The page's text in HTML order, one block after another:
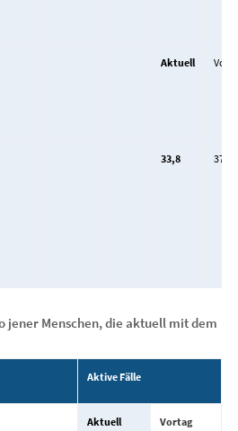
Aktuell
33,8 37,7
jener Menschen, die aktuell mit dem
Aktive Fälle
Aktuell Vortag